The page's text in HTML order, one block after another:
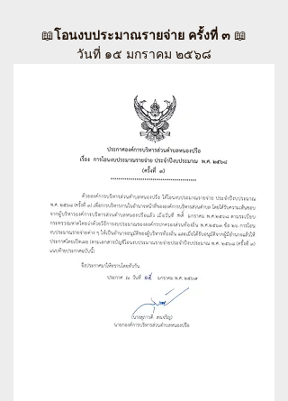
📖โอนงบประมาณรายจ่าย ครั้งที่ ๓ 📖
วันที่ ๑๕ มกราคม ๒๕๖๘